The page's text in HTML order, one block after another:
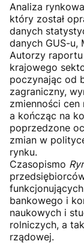
Analiza rynkowa
który został
danych
danych GUS-u,
Autorzy
krajowego
poczynając od
zagraniczny,
zmienności
a kończąc na
poprzedzone
zmian w
rynku.
Czasopismo
bankowego i
naukowych i
rolniczych, a
rządowej.